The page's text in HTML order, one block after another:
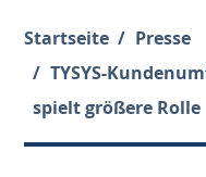
Startseite
Presse
TYSYS-
spielt größere Rolle